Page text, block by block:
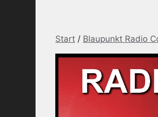
Start / Blaupunkt Radio